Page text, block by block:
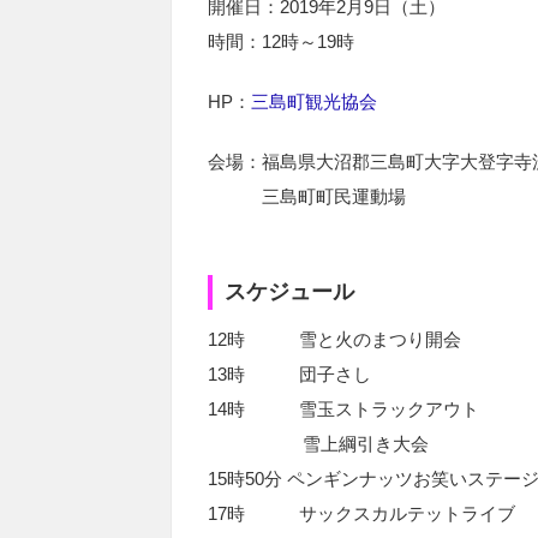
開催日：2019年2月9日（土）
時間：12時～19時
HP： 三島町観光協会
会場：福島県大沼郡三島町大字大登字寺
三島町町民運動場
スケジュール
12時 雪と火のまつり開会
13時 団子さし
14時 雪玉ストラックアウト
雪上綱引き大会
15時50分 ペンギンナッツお笑いステージ
17時 サックスカルテットライブ